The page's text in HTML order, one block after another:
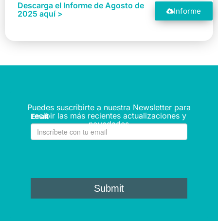
Descarga el Informe de Agosto de
2025 aquí >
Informe
Puedes suscribirte a nuestra Newsletter para
recibir las más recientes actualizaciones y
novedades